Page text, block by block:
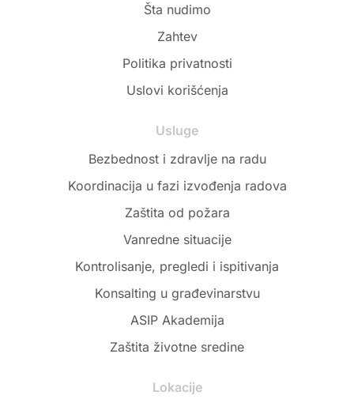
Šta nudimo
Zahtev
Politika privatnosti
Uslovi korišćenja
Usluge
Bezbednost i zdravlje na radu
Koordinacija u fazi izvođenja radova
Zaštita od požara
Vanredne situacije
Kontrolisanje, pregledi i ispitivanja
Konsalting u građevinarstvu
ASIP Akademija
Zaštita životne sredine
Lokacije